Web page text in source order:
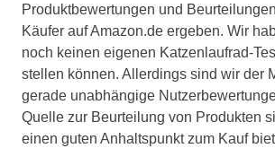
Produktbewertungen und
Käufer auf Amazon.de ergeben. Wir
noch keinen eigenen Katzenlaufrad-
stellen können. Allerdings sind wir der
gerade unabhängige
Quelle zur Beurteilung von Produkten
einen guten Anhaltspunkt zum Kauf